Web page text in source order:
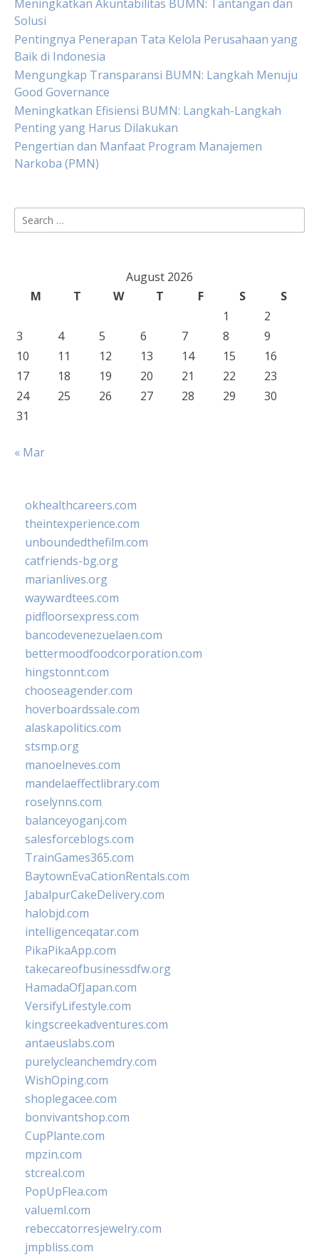
Meningkatkan Akuntabilitas BUMN: Tantangan dan
Solusi
Pentingnya Penerapan Tata Kelola Perusahaan yang
Baik di Indonesia
Mengungkap Transparansi BUMN: Langkah Menuju
Good Governance
Meningkatkan Efisiensi BUMN: Langkah-Langkah
Penting yang Harus Dilakukan
Pengertian dan Manfaat Program Manajemen
Narkoba (PMN)
Search
for:
August 2026
M
T W T F S
S
1
2
3
4 5 6 7 8
9
10
11 12 13 14 15
16
17
18 19 20 21 22
23
24
25 26 27 28 29
30
31
« Mar
okhealthcareers.com
theintexperience.com
unboundedthefilm.com
catfriends-bg.org
marianlives.org
waywardtees.com
pidfloorsexpress.com
bancodevenezuelaen.com
bettermoodfoodcorporation.com
hingstonnt.com
chooseagender.com
hoverboardssale.com
alaskapolitics.com
stsmp.org
manoelneves.com
mandelaeffectlibrary.com
roselynns.com
balanceyoganj.com
salesforceblogs.com
TrainGames365.com
BaytownEvaCationRentals.com
JabalpurCakeDelivery.com
halobjd.com
intelligenceqatar.com
PikaPikaApp.com
takecareofbusinessdfw.org
HamadaOfJapan.com
VersifyLifestyle.com
kingscreekadventures.com
antaeuslabs.com
purelycleanchemdry.com
WishOping.com
shoplegacee.com
bonvivantshop.com
CupPlante.com
mpzin.com
stcreal.com
PopUpFlea.com
valueml.com
rebeccatorresjewelry.com
jmpbliss.com